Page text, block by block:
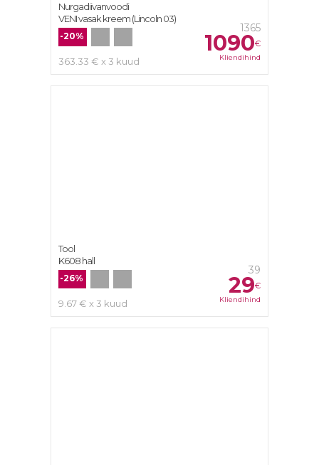
1365
1090€
Kliendihind
-20%
363.33 € x 3 kuud
Nurgadiivanvoodi
VENI vasak kreem (Lincoln 03)
39
29€
Kliendihind
-26%
9.67 € x 3 kuud
Tool
K608 hall